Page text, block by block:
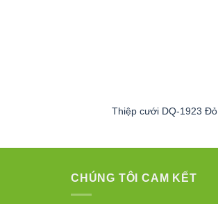
Thiệp cưới DQ-1923 Đỏ
CHÚNG TÔI CAM KẾT